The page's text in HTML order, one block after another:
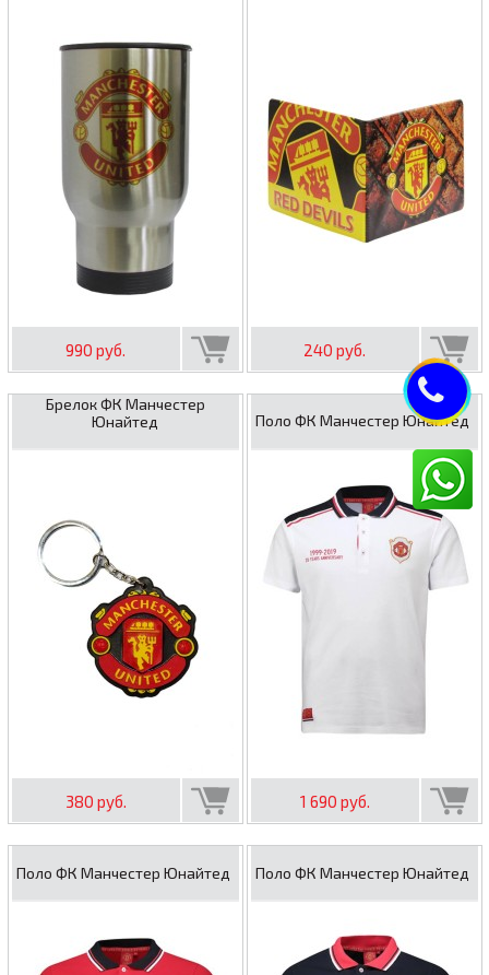
990 руб. 240 руб.
Брелок ФК Манчестер
Юнайтед
380 руб.
Поло ФК Манчестер Юнайтед
1 690 руб.
Поло ФК Манчестер Юнайтед Поло ФК Манчестер Юнайтед